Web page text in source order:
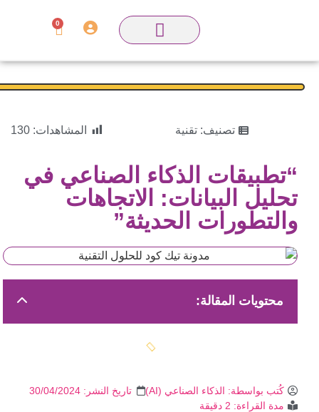
0
تصنيف:تقنية المشاهدات: 130
“تطبيقات الذكاء الصناعي في
تحليل البيانات: الاتجاهات
والتطورات الحديثة”
محتويات المقالة:
كُتب بواسطة:الذكاء الصناعي (AI) تاريخ النشر:30/04/2024
مدة القراءة: 2 دقيقة